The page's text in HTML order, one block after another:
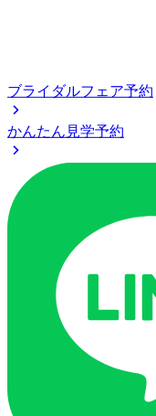
ブライダルフェア予約
かんたん見学予約